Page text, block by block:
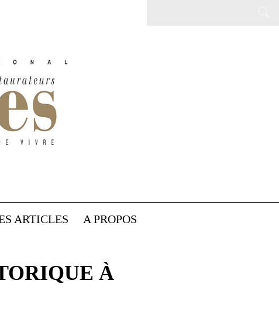
ARTICLES A PROPOS
À